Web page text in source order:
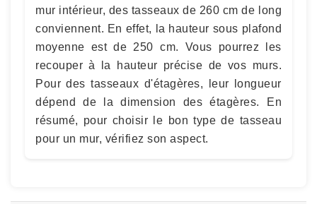
mur intérieur, des tasseaux de 260 cm de long
conviennent. En effet, la hauteur sous plafond
moyenne est de 250 cm. Vous pourrez les
recouper à la hauteur précise de vos murs.
Pour des tasseaux d'étagères, leur longueur
dépend de la dimension des étagères. En
résumé, pour choisir le bon type de tasseau
pour un mur, vérifiez son aspect.